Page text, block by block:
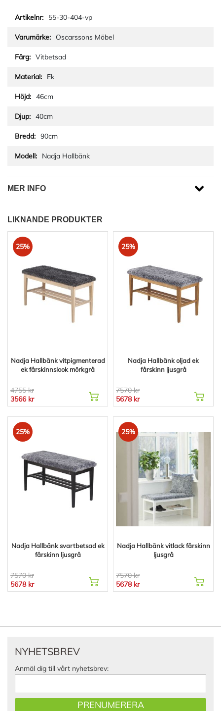
55-30-404-vp
Oscarssons Möbel
Vitbetsad
Ek
46cm
40cm
90cm
Nadja Hallbänk
MER INFO
LIKNANDE PRODUKTER
25%
Nadja Hallbänk vitpigmenterad
ek fårskinnslook mörkgrå
4755 kr
3566 kr
25%
Nadja Hallbänk oljad ek
fårskinn ljusgrå
7570 kr
5678 kr
25%
Nadja Hallbänk svartbetsad ek
fårskinn ljusgrå
7570 kr
5678 kr
25%
Nadja Hallbänk vitlack fårskinn
ljusgrå
7570 kr
5678 kr
NYHETSBREV
Anmäl dig till vårt nyhetsbrev:
PRENUMERERA